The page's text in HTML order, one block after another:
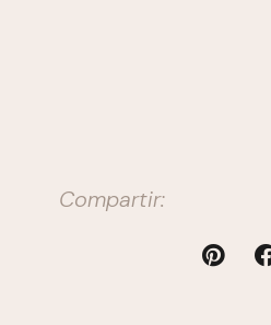
Compartir: